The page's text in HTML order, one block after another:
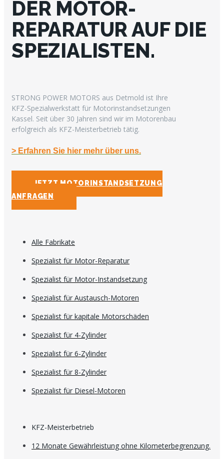
DER MOTOR-
REPARATUR AUF DIE
SPEZIALISTEN.
STRONG POWER MOTORS aus Detmold ist Ihre
KFZ-Spezialwerkstatt für Motorinstandsetzungen
Kassel. Seit über 30 Jahren sind wir im Motorenbau
erfolgreich als KFZ-Meisterbetrieb tätig.
> Erfahren Sie hier mehr über uns.
JETZT MOTORINSTANDSETZUNG
ANFRAGEN
Alle Fabrikate
Spezialist für Motor-Reparatur
Spezialist für Motor-Instandsetzung
Spezialist für Austausch-Motoren
Spezialist für kapitale Motorschäden
Spezialist für 4-Zylinder
Spezialist für 6-Zylinder
Spezialist für 8-Zylinder
Spezialist für Diesel-Motoren
KFZ-Meisterbetrieb
12 Monate Gewährleistung ohne Kilometerbegrenzung.